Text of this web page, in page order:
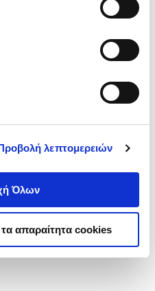
λεπτομερειών
Όλων
απαραίτητα cookies